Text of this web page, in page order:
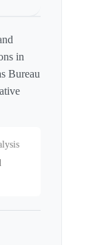
in
Bureau